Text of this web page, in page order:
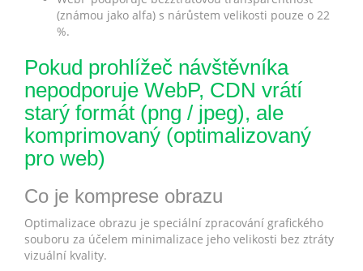
(známou jako alfa) s nárůstem velikosti pouze o 22
%.
Pokud prohlížeč návštěvníka
nepodporuje WebP, CDN vrátí
starý formát (png / jpeg), ale
komprimovaný (optimalizovaný
pro web)
Co je komprese obrazu
Optimalizace obrazu je speciální zpracování grafického
souboru za účelem minimalizace jeho velikosti bez ztráty
vizuální kvality.